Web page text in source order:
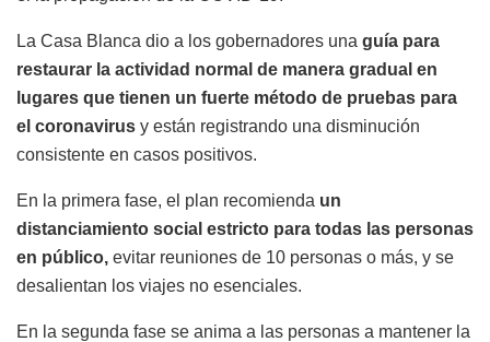
La Casa Blanca dio a los gobernadores una guía para
restaurar la actividad normal de manera gradual en
lugares que tienen un fuerte método de pruebas para
el coronavirus y están registrando una disminución
consistente en casos positivos.
En la primera fase, el plan recomienda un
distanciamiento social estricto para todas las personas
en público, evitar reuniones de 10 personas o más, y se
desalientan los viajes no esenciales.
En la segunda fase se anima a las personas a mantener la